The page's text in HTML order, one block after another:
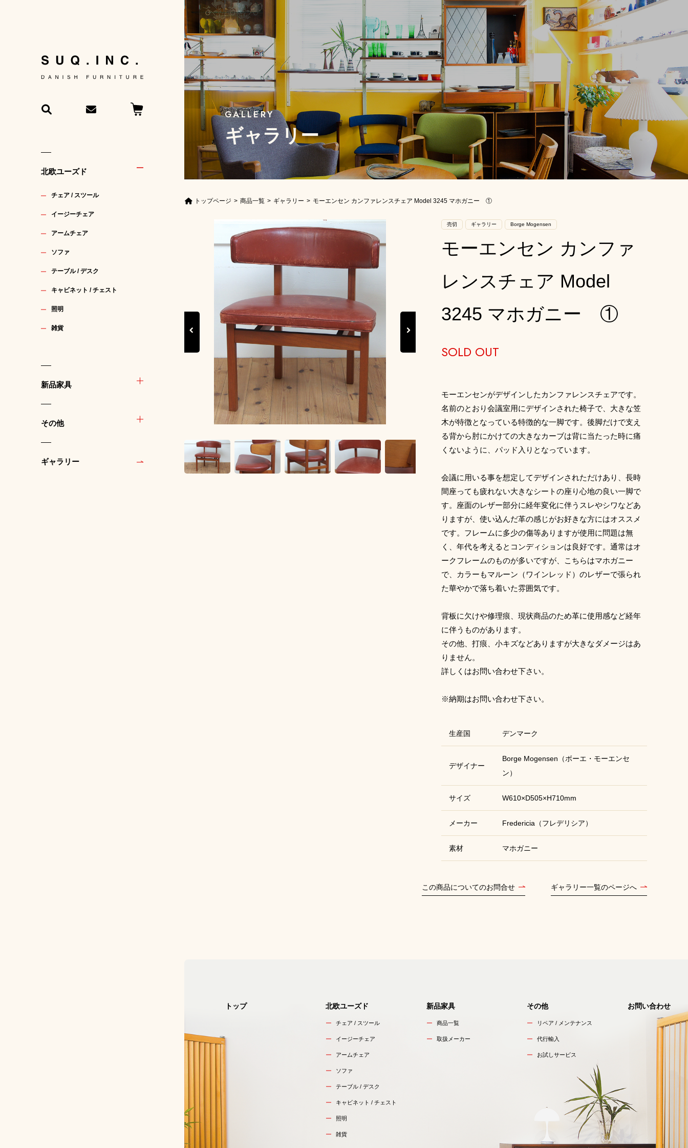
北欧ユーズド
チェア / スツール
イージーチェア
アームチェア
ソファ
テーブル / デスク
キャビネット / チェスト
照明
雑貨
新品家具
その他
ギャラリー
ギャラリー
トップページ 商品一覧 ギャラリー モーエンセン カンファレンスチェア Model 3245 マホガニー ①
売切 ギャラリー Borge Mogensen
モーエンセン カンファ
レンスチェア Model
3245 マホガニー ①
SOLD OUT
モーエンセンがデザインしたカンファレンスチェアです。
名前のとおり会議室用にデザインされた椅子で、大きな笠
木が特徴となっている特徴的な一脚です。後脚だけで支え
る背から肘にかけての大きなカーブは背に当たった時に痛
くないように、パッド入りとなっています。
会議に用いる事を想定してデザインされただけあり、長時
間座っても疲れない大きなシートの座り心地の良い一脚で
す。座面のレザー部分に経年変化に伴うスレやシワなどあ
りますが、使い込んだ革の感じがお好きな方にはオススメ
です。フレームに多少の傷等ありますが使用に問題は無
く、年代を考えるとコンディションは良好です。通常はオ
ークフレームのものが多いですが、こちらはマホガニー
で、カラーもマルーン（ワインレッド）のレザーで張られ
た華やかで落ち着いた雰囲気です。
背板に欠けや修理痕、現状商品のため革に使用感など経年
に伴うものがあります。
その他、打痕、小キズなどありますが大きなダメージはあ
りません。
詳しくはお問い合わせ下さい。
※納期はお問い合わせ下さい。
生産国 デンマーク
デザイナー
Borge Mogensen（ボーエ・モーエンセ
ン）
サイズ W610×D505×H710mm
メーカー Fredericia（フレデリシア）
素材 マホガニー
この商品についてのお問合せ ギャラリー一覧のページへ
トップ 北欧ユーズド
チェア / スツール
イージーチェア
アームチェア
ソファ
テーブル / デスク
キャビネット / チェスト
照明
雑貨
新品家具
商品一覧
取扱メーカー
その他
リペア / メンテナンス
代行輸入
お試しサービス
お問い合わせ